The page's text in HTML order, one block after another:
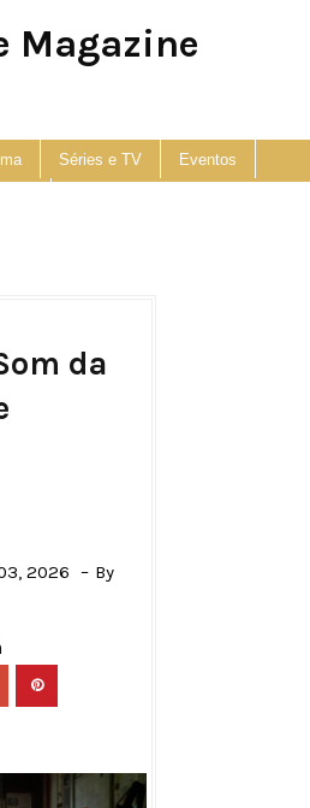
Magazine
Séries e TV Eventos
da
2026
By